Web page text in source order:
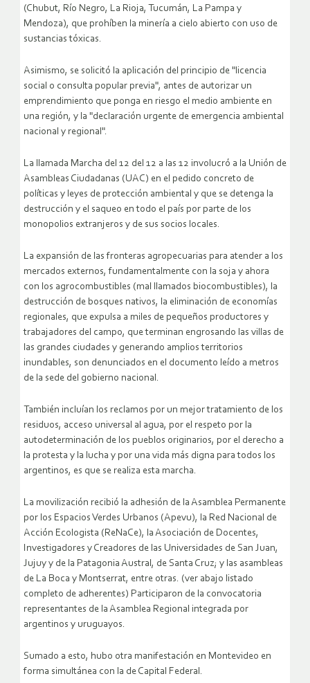
(Chubut, Río Negro, La Rioja, Tucumán, La Pampa y
Mendoza), que prohíben la minería a cielo abierto con uso de
sustancias tóxicas.
Asimismo, se solicitó la aplicación del principio de "licencia
social o consulta popular previa", antes de autorizar un
emprendimiento que ponga en riesgo el medio ambiente en
una región, y la "declaración urgente de emergencia ambiental
nacional y regional".
La llamada Marcha del 12 del 12 a las 12 involucró a la Unión de
Asambleas Ciudadanas (UAC) en el pedido concreto de
políticas y leyes de protección ambiental y que se detenga la
destrucción y el saqueo en todo el país por parte de los
monopolios extranjeros y de sus socios locales.
La expansión de las fronteras agropecuarias para atender a los
mercados externos, fundamentalmente con la soja y ahora
con los agrocombustibles (mal llamados biocombustibles), la
destrucción de bosques nativos, la eliminación de economías
regionales, que expulsa a miles de pequeños productores y
trabajadores del campo, que terminan engrosando las villas de
las grandes ciudades y generando amplios territorios
inundables, son denunciados en el documento leído a metros
de la sede del gobierno nacional.
También incluían los reclamos por un mejor tratamiento de los
residuos, acceso universal al agua, por el respeto por la
autodeterminación de los pueblos originarios, por el derecho a
la protesta y la lucha y por una vida más digna para todos los
argentinos, es que se realiza esta marcha.
La movilización recibió la adhesión de la Asamblea Permanente
por los Espacios Verdes Urbanos (Apevu), la Red Nacional de
Acción Ecologista (ReNaCe), la Asociación de Docentes,
Investigadores y Creadores de las Universidades de San Juan,
Jujuy y de la Patagonia Austral, de Santa Cruz; y las asambleas
de La Boca y Montserrat, entre otras. (ver abajo listado
completo de adherentes) Participaron de la convocatoria
representantes de la Asamblea Regional integrada por
argentinos y uruguayos.
Sumado a esto, hubo otra manifestación en Montevideo en
forma simultánea con la de Capital Federal.